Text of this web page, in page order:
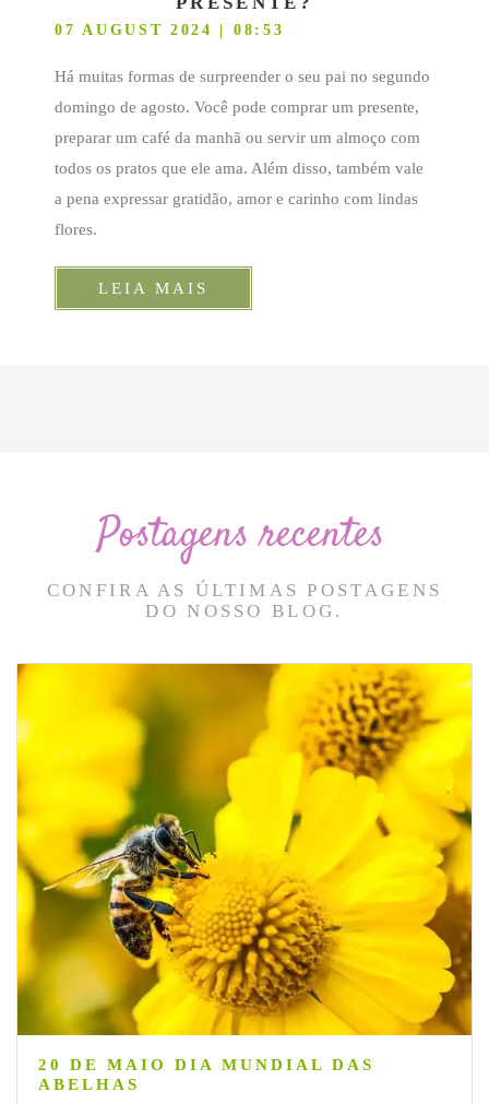
07 AUGUST 2024 | 08:53
Há muitas formas de surpreender o seu pai no segundo
domingo de agosto. Você pode comprar um presente,
preparar um café da manhã ou servir um almoço com
todos os pratos que ele ama. Além disso, também vale
a pena expressar gratidão, amor e carinho com lindas
flores.
LEIA MAIS
Postagens recentes
CONFIRA AS ÚLTIMAS POSTAGENS
DO NOSSO BLOG.
20 DE MAIO DIA MUNDIAL DAS
ABELHAS